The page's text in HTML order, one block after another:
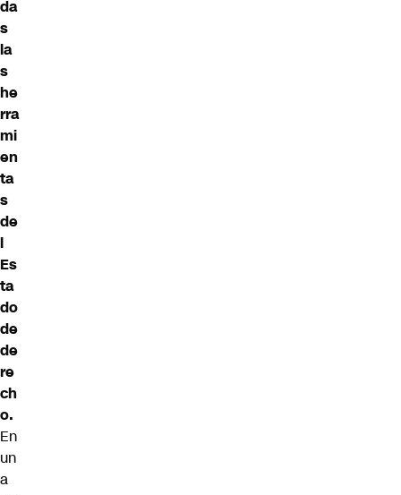
da
s
la
s
he
rra
mi
en
ta
s
de
l
Es
ta
do
de
de
re
ch
o.
En
un
a